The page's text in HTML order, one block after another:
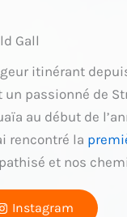
Gall
itinérant
un passionné de
au début de
rencontré la
et nos
Instagram